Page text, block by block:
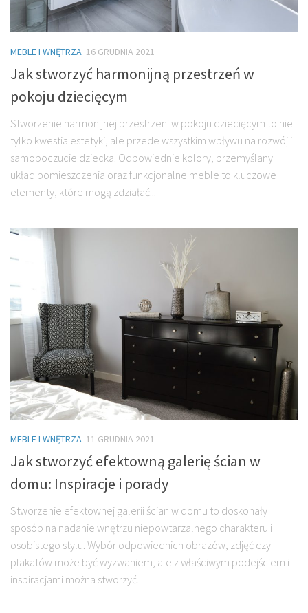
MEBLE I WNĘTRZA 16 GRUDNIA 2021
Jak stworzyć harmonijną przestrzeń w
pokoju dziecięcym
Stworzenie harmonijnej przestrzeni w pokoju dziecięcym to nie
tylko kwestia estetyki, ale przede wszystkim wpływu na rozwój i
samopoczucie dziecka. Odpowiednie kolory, przemyślany
układ pomieszczenia oraz funkcjonalne meble to kluczowe
elementy, które mogą zdziałać...
MEBLE I WNĘTRZA 11 GRUDNIA 2021
Jak stworzyć efektowną galerię ścian w
domu: Inspiracje i porady
Stworzenie efektownej galerii ścian w domu to doskonały
sposób na nadanie wnętrzu niepowtarzalnego charakteru i
osobistego stylu. Wybór odpowiednich obrazów, zdjęć czy
plakatów może być wyzwaniem, ale z właściwym podejściem i
inspiracjami można stworzyć...